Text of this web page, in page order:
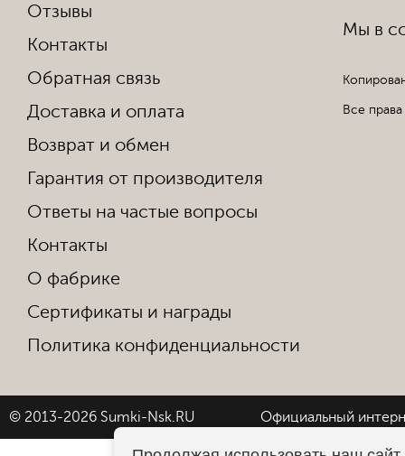
Отзывы
Контакты
Обратная связь
Доставка и оплата
Возврат и обмен
Гарантия от производителя
Ответы на частые вопросы
Контакты
О фабрике
Сертификаты и награды
Политика конфиденциальности
Мы в
Все
© 2013-2026 Sumki-Nsk.RU Официальный